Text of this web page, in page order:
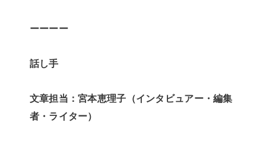
ーーーー
話し手
文章担当：宮本恵理子（インタビュアー・編集
者・ライター）